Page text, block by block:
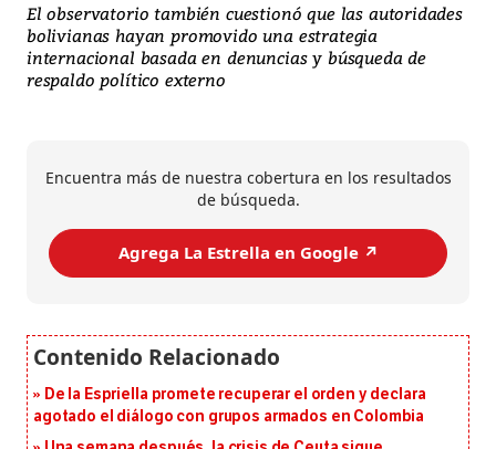
El observatorio también cuestionó que las autoridades
bolivianas hayan promovido una estrategia
internacional basada en denuncias y búsqueda de
respaldo político externo
Encuentra más de nuestra cobertura en los resultados
de búsqueda.
Agrega La Estrella en Google ↗️
De la Espriella promete recuperar el orden y declara
agotado el diálogo con grupos armados en Colombia